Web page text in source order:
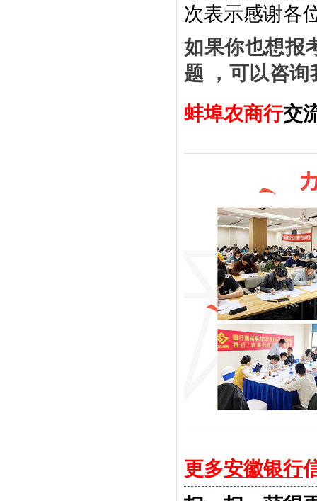
次表示感谢各
如果你也想报
题 ，可以咨询
蚌埠农商行交
更多安徽银行